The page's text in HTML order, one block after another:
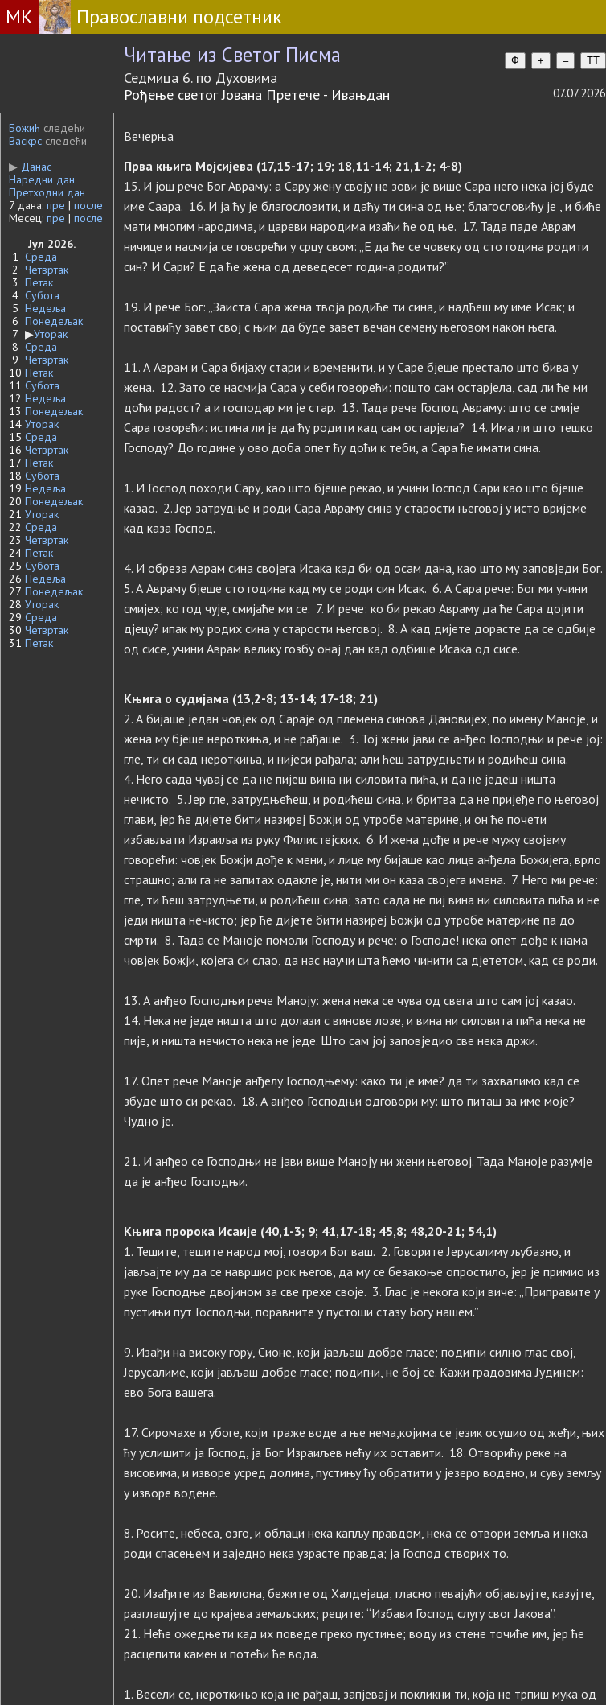
МК Православни подсетник
Читање из Светог Писма Ф + – TT
Седмица 6. по Духовима
Рођење светог Јована Претече - Ивањдан
07.07.2026
Божић следећи
Васкрс следећи
▶ Данас
Наредни дан
Претходни дан
7 дана: пре | после
Месец: пре | после
Јул 2026.
1 Среда
2 Четвртак
3 Петак
4 Субота
5 Недеља
6 Понедељак
7 ▶Уторак
8 Среда
9 Четвртак
10 Петак
11 Субота
12 Недеља
13 Понедељак
14 Уторак
15 Среда
16 Четвртак
17 Петак
18 Субота
19 Недеља
20 Понедељак
21 Уторак
22 Среда
23 Четвртак
24 Петак
25 Субота
26 Недеља
27 Понедељак
28 Уторак
29 Среда
30 Четвртак
31 Петак
Вечерња
Прва књига Мојсијева (17,15-17; 19; 18,11-14; 21,1-2; 4-8)
15. И још рече Бог Авраму: а Сару жену своју не зови је више Сара него нека јој буде
име Саара. 16. И ја ћу је благословити, и даћу ти сина од ње; благословићу је , и биће
мати многим народима, и цареви народима изаћи ће од ње. 17. Тада паде Аврам
ничице и насмија се говорећи у срцу свом: „Е да ће се човеку од сто година родити
син? И Сари? Е да ће жена од деведесет година родити?”
19. И рече Бог: „Заиста Сара жена твоја родиће ти сина, и надћеш му име Исак; и
поставићу завет свој с њим да буде завет вечан семену његовом након њега.
11. А Аврам и Сара бијаху стари и временити, и у Саре бјеше престало што бива у
жена. 12. Зато се насмија Сара у себи говорећи: пошто сам остарјела, сад ли ће ми
доћи радост? а и господар ми је стар. 13. Тада рече Господ Авраму: што се смије
Сара говорећи: истина ли је да ћу родити кад сам остарјела? 14. Има ли што тешко
Господу? До године у ово доба опет ћу доћи к теби, а Сара ће имати сина.
1. И Господ походи Сару, као што бјеше рекао, и учини Господ Сари као што бјеше
казао. 2. Јер затрудње и роди Сара Авраму сина у старости његовој у исто вријеме
кад каза Господ.
4. И обреза Аврам сина својега Исака кад би од осам дана, као што му заповједи Бог.
5. А Авраму бјеше сто година кад му се роди син Исак. 6. А Сара рече: Бог ми учини
смијех; ко год чује, смијаће ми се. 7. И рече: ко би рекао Авраму да ће Сара дојити
дјецу? ипак му родих сина у старости његовој. 8. А кад дијете дорасте да се одбије
од сисе, учини Аврам велику гозбу онај дан кад одбише Исака од сисе.
Књига о судијама (13,2-8; 13-14; 17-18; 21)
2. А бијаше један човјек од Сараје од племена синова Дановијех, по имену Маноје, и
жена му бјеше нероткиња, и не рађаше. 3. Тој жени јави се анђео Господњи и рече јој:
гле, ти си сад нероткиња, и нијеси рађала; али ћеш затрудњети и родићеш сина.
4. Него сада чувај се да не пијеш вина ни силовита пића, и да не једеш ништа
нечисто. 5. Јер гле, затрудњећеш, и родићеш сина, и бритва да не пријеђе по његовој
глави, јер ће дијете бити назиреј Божји од утробе материне, и он ће почети
избављати Израиља из руку Филистејских. 6. И жена дође и рече мужу својему
говорећи: човјек Божји дође к мени, и лице му бијаше као лице анђела Божијега, врло
страшно; али га не запитах одакле је, нити ми он каза својега имена. 7. Него ми рече:
гле, ти ћеш затрудњети, и родићеш сина; зато сада не пиј вина ни силовита пића и не
једи ништа нечисто; јер ће дијете бити назиреј Божји од утробе материне па до
смрти. 8. Тада се Маноје помоли Господу и рече: о Господе! нека опет дође к нама
човјек Божји, којега си слао, да нас научи шта ћемо чинити са дјететом, кад се роди.
13. А анђео Господњи рече Маноју: жена нека се чува од свега што сам јој казао.
14. Нека не једе ништа што долази с винове лозе, и вина ни силовита пића нека не
пије, и ништа нечисто нека не једе. Што сам јој заповједио све нека држи.
17. Опет рече Маноје анђелу Господњему: како ти је име? да ти захвалимо кад се
збуде што си рекао. 18. А анђео Господњи одговори му: што питаш за име моје?
Чудно је.
21. И анђео се Господњи не јави више Маноју ни жени његовој. Тада Маноје разумје
да је анђео Господњи.
Књига пророка Исаије (40,1-3; 9; 41,17-18; 45,8; 48,20-21; 54,1)
1. Тешите, тешите народ мој, говори Бог ваш. 2. Говорите Јерусалиму љубазно, и
јављајте му да се навршио рок његов, да му се безакоње опростило, јер је примио из
руке Господње двојином за све грехе своје. 3. Глас је некога који виче: „Приправите у
пустињи пут Господњи, поравните у пустоши стазу Богу нашем.”
9. Изађи на високу гору, Сионе, који јављаш добре гласе; подигни силно глас свој,
Јерусалиме, који јављаш добре гласе; подигни, не бој се. Кажи градовима Јудинем:
ево Бога вашега.
17. Сиромахе и убоге, који траже воде а ње нема,којима се језик осушио од жеђи, њих
ћу услишити ја Господ, ја Бог Израиљев нећу их оставити. 18. Отворићу реке на
висовима, и изворе усред долина, пустињу ћу обратити у језеро водено, и суву земљу
у изворе водене.
8. Росите, небеса, озго, и облаци нека капљу правдом, нека се отвори земља и нека
роди спасењем и заједно нека узрасте правда; ја Господ створих то.
20. Изађите из Вавилона, бежите од Халдејаца; гласно певајући објављујте, казујте,
разглашујте до крајева земаљских; реците: “Избави Господ слугу свог Јакова”.
21. Неће ожедњети кад их поведе преко пустиње; воду из стене точиће им, јер ће
расцепити камен и потећи ће вода.
1. Весели се, нероткињо која не рађаш, запјевај и покликни ти, која не трпиш мука од